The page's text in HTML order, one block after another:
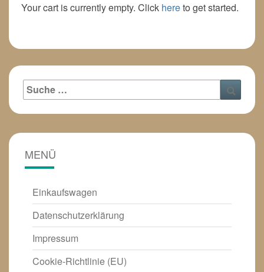
Your cart is currently empty. Click hereto get started.
Suche
nach:
MENÜ
Einkaufswagen
Datenschutzerklärung
Impressum
Cookie-Richtlinie (EU)